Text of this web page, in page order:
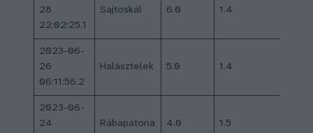
28
22:02:25.1
Sajtoskál 6.0 1.4
2023-06-
26
06:11:56.2
Halásztelek 5.0 1.4
2023-06-
24
Rábapatona 4.0 1.5